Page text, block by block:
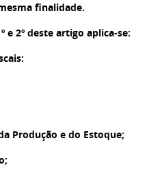
finalidade.
e 2º deste artigo aplica-se:
Produção e do Estoque;